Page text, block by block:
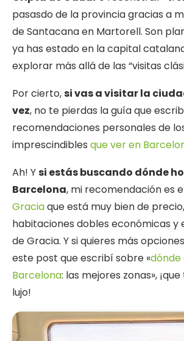
pasasdo de la provincia gracias a
de Santacana en Martorell. Son
ya has estado en la capital
explorar más allá de las “visitas
Por cierto,si vas a visitar la
vez, no te pierdas la guía que
recomendaciones personales de
imprescindibles que ver en
Ah! Ysi estás buscando dónde
Barcelona, mi recomendación es
Graciaque está muy bien de
habitaciones dobles económicas y
de Gracia. Y si quieres más
este post que escribí sobre «dónde
Barcelona: las mejores zonas»,
lujo!